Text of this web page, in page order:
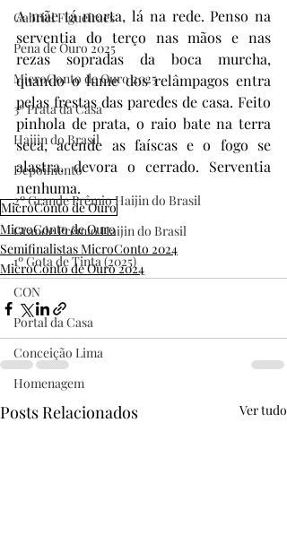
Gabriel Figueiraes
Pena de Ouro 2025
MicroConto de Ouro 2025
3º Prata da Casa
Haijin do Brasil
Depoimento
2º Grande Prêmio Haijin do Brasil
Grande Prêmio Haijin do Brasil
1º Gota de Tinta (2025)
CON
Portal da Casa
Conceição Lima
Homenagem
A mãe tá morta, lá na rede. Penso na
serventia do terço nas mãos e nas
rezas sopradas da boca murcha,
quando o lume dos relâmpagos entra
pelas frestas das paredes de casa. Feito
pinhola de prata, o raio bate na terra
seca, acende as faíscas e o fogo se
alastra, devora o cerrado. Serventia
nenhuma.
MicroConto de Ouro
MicroConto de Ouro
Semifinalistas MicroConto 2024
MicroConto de Ouro 2024
Posts Relacionados Ver tudo